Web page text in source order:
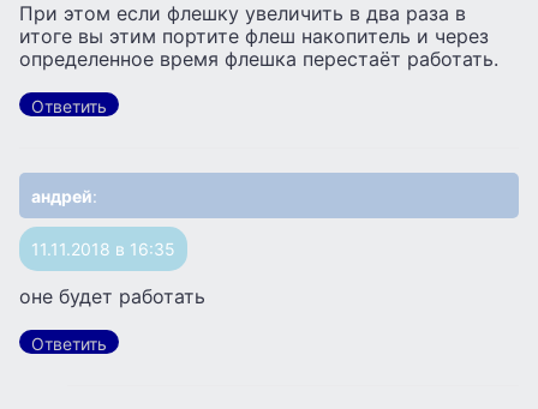
При этом если флешку увеличить в два раза в
итоге вы этим портите флеш накопитель и через
определенное время флешка перестаёт работать.
Ответить
андрей:
11.11.2018 в 16:35
оне будет работать
Ответить